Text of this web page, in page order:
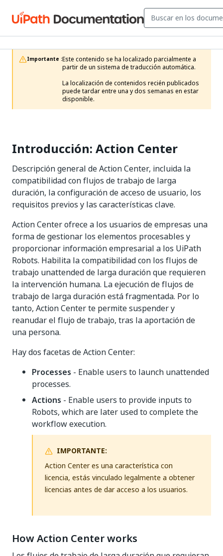
Importante :Este contenido se ha localizado parcialmente a
partir de un sistema de traducción automática.
La localización de contenidos recién publicados
puede tardar entre una y dos semanas en estar
disponible.
Introducción: Action Center
Descripción general de Action Center, incluida la
compatibilidad con flujos de trabajo de larga
duración, la configuración de acceso de usuario, los
requisitos previos y las características clave.
Action Center ofrece a los usuarios de empresas una
forma de gestionar los elementos procesables y
proporcionar información empresarial a los UiPath
Robots. Habilita la compatibilidad con los flujos de
trabajo unattended de larga duración que requieren
la intervención humana. La ejecución de flujos de
trabajo de larga duración está fragmentada. Por lo
tanto, Action Center te permite suspender y
reanudar el flujo de trabajo, tras la aportación de
una persona.
Hay dos facetas de Action Center:
Processes - Enable users to launch unattended
processes.
Actions - Enable users to provide inputs to
Robots, which are later used to complete the
workflow execution.
IMPORTANTE:
Action Center es una característica con
licencia, estás vinculado legalmente a obtener
licencias antes de dar acceso a los usuarios.
How Action Center works